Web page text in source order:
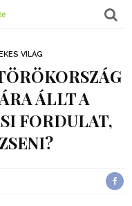
VILÁG
ÁLLT A
FORDULAT,